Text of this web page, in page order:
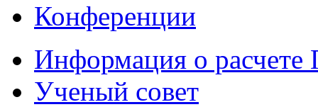
Конференции
Информация о
Ученый совет